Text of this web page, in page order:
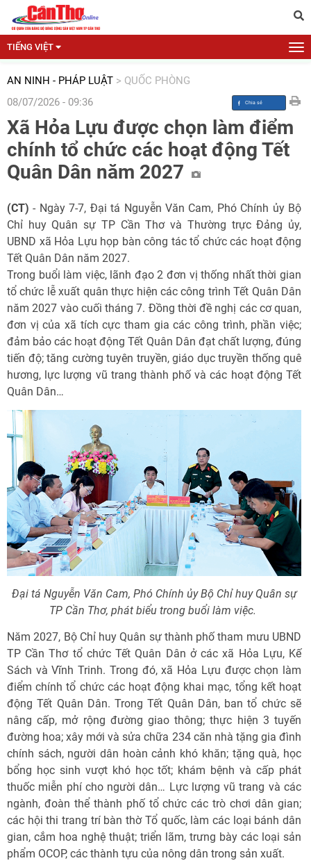
TIẾNG VIỆT
AN NINH - PHÁP LUẬT > QUỐC PHÒNG
08/07/2026 - 09:36
Xã Hỏa Lựu được chọn làm điểm
chính tổ chức các hoạt động Tết
Quân Dân năm 2027
(CT)- Ngày 7-7, Đại tá Nguyễn Văn Cam, Phó Chính ủy Bộ
Chỉ huy Quân sự TP Cần Thơ và Thường trực Đảng ủy,
UBND xã Hỏa Lựu họp bàn công tác tổ chức các hoạt động
Tết Quân Dân năm 2027.
Trong buổi làm việc, lãnh đạo 2 đơn vị thống nhất thời gian
tổ chức lễ xuất quân thực hiện các công trình Tết Quân Dân
năm 2027 vào cuối tháng 7. Đồng thời đề nghị các cơ quan,
đơn vị của xã tích cực tham gia các công trình, phần việc;
đảm bảo các hoạt động Tết Quân Dân đạt chất lượng, đúng
tiến độ; tăng cường tuyên truyền, giáo dục truyền thống quê
hương, lực lượng vũ trang thành phố và các hoạt động Tết
Quân Dân…
Đại tá Nguyễn Văn Cam, Phó Chính ủy Bộ Chỉ huy Quân sự
TP Cần Thơ, phát biểu trong buổi làm việc.
Năm 2027, Bộ Chỉ huy Quân sự thành phố tham mưu UBND
TP Cần Thơ tổ chức Tết Quân Dân ở các xã Hỏa Lựu, Kế
Sách và Vĩnh Trinh. Trong đó, xã Hỏa Lựu được chọn làm
điểm chính tổ chức các hoạt động khai mạc, tổng kết hoạt
động Tết Quân Dân. Trong Tết Quân Dân, ban tổ chức sẽ
nâng cấp, mở rộng đường giao thông; thực hiện 3 tuyến
đường hoa; xây mới và sửa chữa 234 căn nhà tặng gia đình
chính sách, người dân hoàn cảnh khó khăn; tặng quà, học
bổng học sinh vượt khó học tốt; khám bệnh và cấp phát
thuốc miễn phí cho người dân… Lực lượng vũ trang và các
ngành, đoàn thể thành phố tổ chức các trò chơi dân gian;
các hội thi trang trí bàn thờ Tổ quốc, làm các loại bánh dân
gian, cắm hoa nghệ thuật; triển lãm, trưng bày các loại sản
phẩm OCOP, các thành tựu của nông dân trong sản xuất.